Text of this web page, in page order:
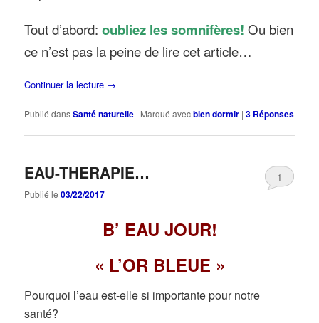
Tout d’abord:oubliez les somnifères! Ou bien
ce n’est pas la peine de lire cet article…
Continuer la lecture →
Publié dansSanté naturelle | Marqué avecbien dormir |3 Réponses
EAU-THERAPIE…
Publié le03/22/2017
1
B’ EAU JOUR!
« L’OR BLEUE »
Pourquoi l’eau est-elle si importante pour notre
santé?